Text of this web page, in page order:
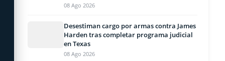
08 Ago 2026
Desestiman cargo por armas contra James
Harden tras completar programa judicial
en Texas
08 Ago 2026